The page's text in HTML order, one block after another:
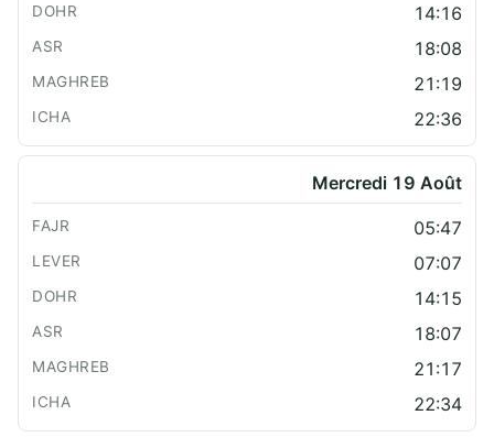
14:16
18:08
21:19
22:36
Mercredi 19 Août
05:47
07:07
14:15
18:07
21:17
22:34